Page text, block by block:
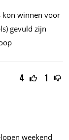
kon winnen voor
gevuld zijn
4 1
weekend